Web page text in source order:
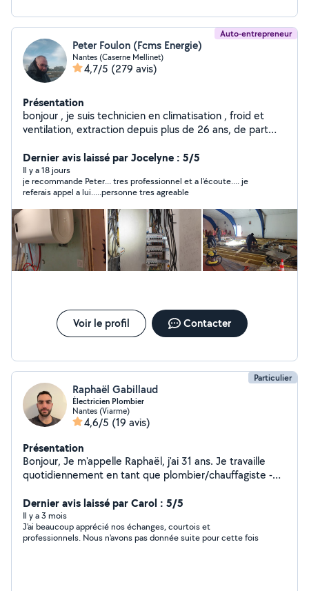
cordialement.
Auto-entrepreneur
Peter Foulon (Fcms Energie)
Nantes (Caserne Mellinet)
4,7/5 (279 avis)
Présentation
bonjour , je suis technicien en climatisation , froid et
ventilation, extraction depuis plus de 26 ans, de part
et le chauffage, je suis bricoleur dans toutes sortes de
domaines. n'hésitez pas à me demander :), car je suis un
bon conseiller aussi.
Dernier avis laissé par Jocelyne : 5/5
Il y a 18 jours
je recommande Peter... tres professionnel et a l'écoute.... je
referais appel a lui.....personne tres agreable
Voir le profil Contacter
Particulier
Raphaël Gabillaud
Électricien Plombier
Nantes (Viarme)
4,6/5 (19 avis)
Présentation
Bonjour, Je m'appelle Raphaël, j'ai 31 ans. Je travaille
quotidiennement en tant que plombier/chauffagiste -
Monteur en Installation Thermique et d'un CAP
Électricien, je peux vous aider en plomberie/chauffage :
- changement de ballon d'eau chaude - tirage de tuyaux
- création d'alimentation - recherche de fuites -
Dernier avis laissé par Carol : 5/5
Il y a 3 mois
J'ai beaucoup apprécié nos échanges, courtois et
professionnels. Nous n'avons pas donnée suite pour cette fois